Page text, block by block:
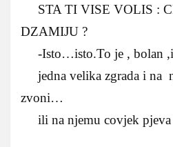
STA TI VISE VOLIS :
DZAMIJU ?
-Isto…isto.To je , bolan
jedna velika zgrada i na
zvoni…
ili na njemu covjek pjeva